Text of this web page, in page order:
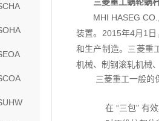
MHI HASEG
装置。2015年4月1
和生产制造。三菱重
机械、制钢滚轧机械
三菱重工一般的
在 “三包" 有